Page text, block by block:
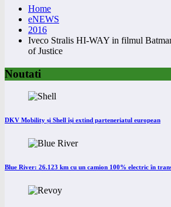
Home
eNEWS
2016
Iveco Stralis HI-WAY in filmul
of Justice
Noutati
DKV Mobility și Shell își extind parteneriatul european
Blue River: 26.123 km cu un camion 100% electric în